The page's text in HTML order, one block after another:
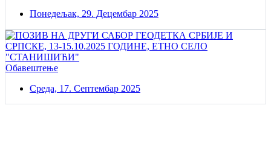
Понедељак, 29. Децембар 2025
Обавештење
Среда, 17. Септембар 2025